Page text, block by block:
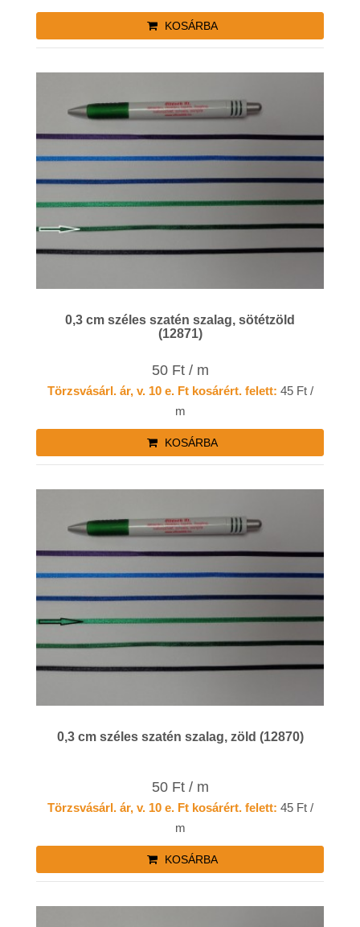
KOSÁRBA
0,3 cm széles szatén szalag, sötétzöld
(12871)
50 Ft / m
Törzsvásárl. ár, v. 10 e. Ft kosárért. felett: 45 Ft /
m
KOSÁRBA
0,3 cm széles szatén szalag, zöld (12870)
50 Ft / m
Törzsvásárl. ár, v. 10 e. Ft kosárért. felett: 45 Ft /
m
KOSÁRBA